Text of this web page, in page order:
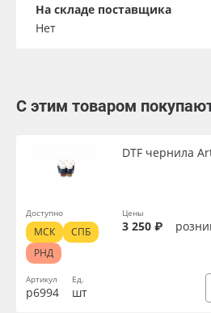
На складе поставщика
Нет
С этим товаром
Артикул
р6994
DTF чернила
Ед.
шт
Цены
3 250 ₽
Доступно
МСК
СПБ
РНД